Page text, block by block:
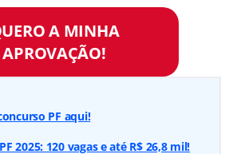
A MINHA
APROVAÇÃO!
PF aqui!
2025: 120 vagas e até R$ 26,8 mil!